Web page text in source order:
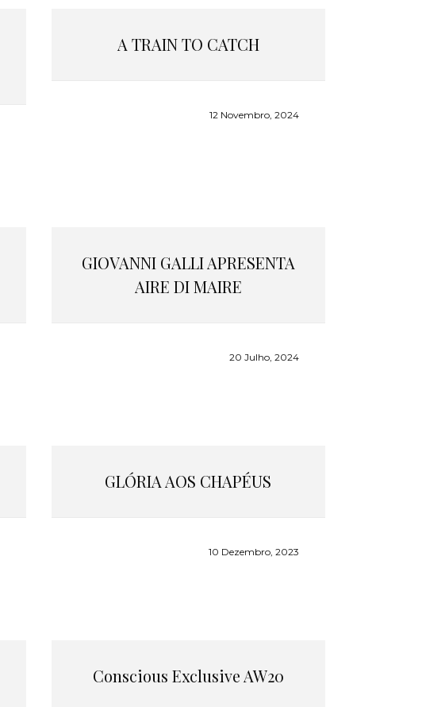
A TRAIN TO CATCH
12 Novembro, 2024
GIOVANNI GALLI APRESENTA
AIRE DI MAIRE
20 Julho, 2024
GLÓRIA AOS CHAPÉUS
10 Dezembro, 2023
Conscious Exclusive AW20